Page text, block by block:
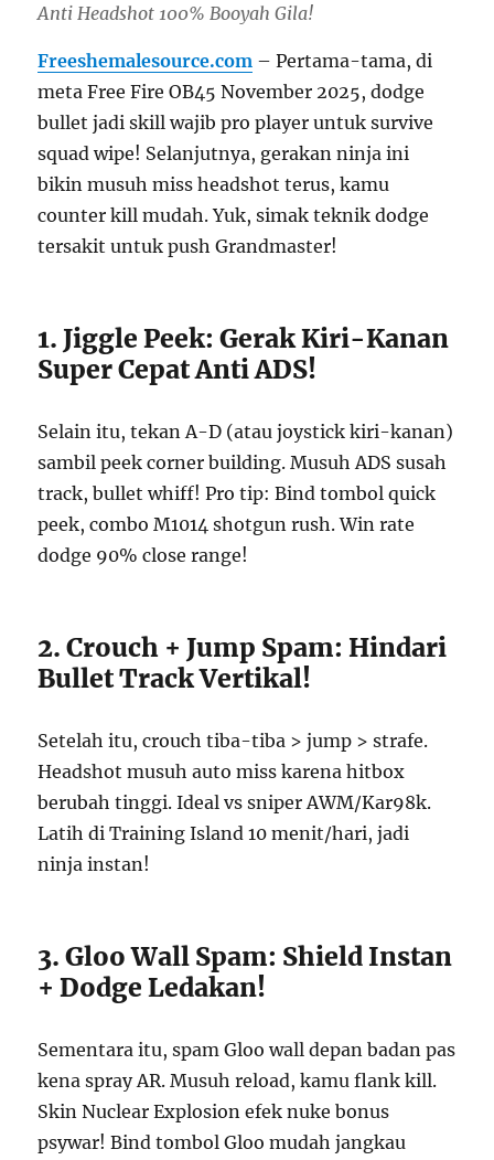
Anti Headshot 100% Booyah Gila!
Freeshemalesource.com – Pertama-tama, di
meta Free Fire OB45 November 2025, dodge
bullet jadi skill wajib pro player untuk survive
squad wipe! Selanjutnya, gerakan ninja ini
bikin musuh miss headshot terus, kamu
counter kill mudah. Yuk, simak teknik dodge
tersakit untuk push Grandmaster!
1. Jiggle Peek: Gerak Kiri-Kanan
Super Cepat Anti ADS!
Selain itu, tekan A-D (atau joystick kiri-kanan)
sambil peek corner building. Musuh ADS susah
track, bullet whiff! Pro tip: Bind tombol quick
peek, combo M1014 shotgun rush. Win rate
dodge 90% close range!
2. Crouch + Jump Spam: Hindari
Bullet Track Vertikal!
Setelah itu, crouch tiba-tiba > jump > strafe.
Headshot musuh auto miss karena hitbox
berubah tinggi. Ideal vs sniper AWM/Kar98k.
Latih di Training Island 10 menit/hari, jadi
ninja instan!
3. Gloo Wall Spam: Shield Instan
+ Dodge Ledakan!
Sementara itu, spam Gloo wall depan badan pas
kena spray AR. Musuh reload, kamu flank kill.
Skin Nuclear Explosion efek nuke bonus
psywar! Bind tombol Gloo mudah jangkau